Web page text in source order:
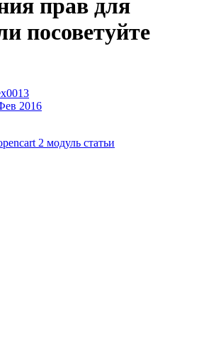
прав для
посоветуйте
2016
2 модуль статьи